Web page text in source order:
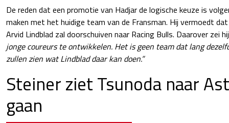
De reden dat een promotie van Hadjar de logische keuze is
maken met het huidige team van de Fransman. Hij vermoedt
Arvid Lindblad zal doorschuiven naar Racing Bulls. Daarover zei
jonge coureurs te ontwikkelen. Het is geen team dat lang
zullen zien wat Lindblad daar kan doen.”
Steiner ziet Tsunoda naar
gaan